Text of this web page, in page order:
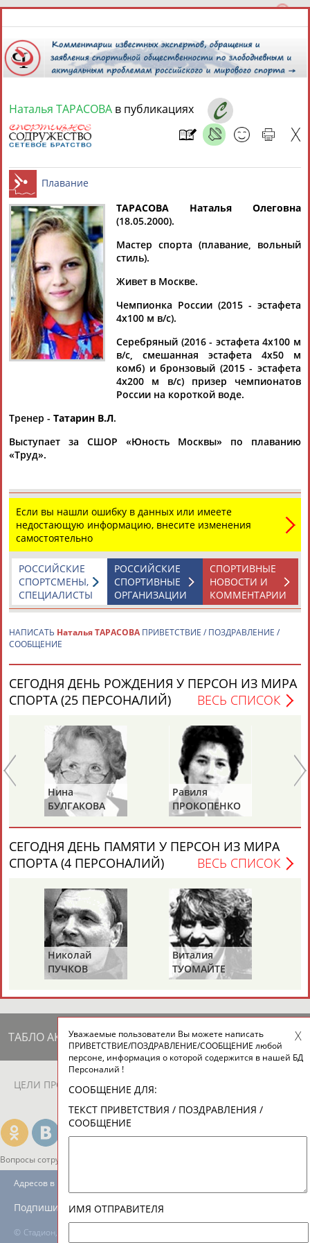
8 августа 2026 года,
СПОРТСМЕНЫ, ТРЕНЕРЫ И СПЕЦИАЛИСТЫ
Найдено: 13181персон Расширенный поиск
Аслаудин
АБАЕВ
Елена
АБАИМОВА
АБАКУМОВА
АБАЛАКИНА
Тамилла
АБАСОВА
Рамазан
АБАЧАРАЕВ
Ростом
АБАШИДЗЕ
Флюра
АБДРАХМАНОВАБДРАХМАНОВА АБДУВАЛИЕВ
АБДУЛАЕВ
Рамазан
АБДУЛАЕВ
Тагир
АБДУЛАЕВ
Камиль
АБДУЛАЗИЗОВ
Загалав
АБДУЛБЕКОВ
АБДУЛДАУДОВ
АБДУЛЖАЛИЛОВ АБДУЛКАГИРОВАБДУЛЛАЕВ
24 персон из 13181
ЕЩЁ ПЕРСОНЫ
ТАБЛО АКТИВНОСТИ
ЦЕЛИ ПРОЕКТА КОНТАКТЫ
Вопросы сотрудничества и совместной деятельности
© Стадион, 1998-2026
Адресов в новостной рассылке: 996
Подпишись
Наталья ТАРАСОВА в публикациях
Плавание
ТАРАСОВА Наталья Олеговна
(18.05.2000).
Мастер спорта (плавание, вольный
стиль).
Живет в Москве.
Чемпионка России (2015 - эстафета
4х100 м в/с).
Серебряный (2016 - эстафета 4х100 м
в/с, смешанная эстафета 4х50 м
комб) и бронзовый (2015 - эстафета
4х200 м в/с) призер чемпионатов
России на короткой воде.
Тренер - Татарин В.Л.
Выступает за СШОР «Юность Москвы» по плаванию
«Труд».
Если вы нашли ошибку в данных или имеете
недостающую информацию, внесите изменения
самостоятельно
СПОРТИВНЫЕ
НОВОСТИ И
КОММЕНТАРИИ
РОССИЙСКИЕ
СПОРТИВНЫЕ
ОРГАНИЗАЦИИ
РОССИЙСКИЕ
СПОРТСМЕНЫ,
СПЕЦИАЛИСТЫ
НАПИСАТЬ Наталья ТАРАСОВА ПРИВЕТСТВИЕ / ПОЗДРАВЛЕНИЕ /
СООБЩЕНИЕ
СЕГОДНЯ ДЕНЬ РОЖДЕНИЯ У ПЕРСОН ИЗ МИРА
СПОРТА (25 ПЕРСОНАЛИЙ)
ВЕСЬ СПИСОК
ПРОКОПЕНКО
(САЛИМОВА)
СЕГОДНЯ ДЕНЬ ПАМЯТИ У ПЕРСОН ИЗ МИРА
СПОРТА (4 ПЕРСОНАЛИЙ)
ВЕСЬ СПИСОК
Николай
ТУОМАЙТЕ
Уважаемые пользователи Вы можете написать
ПРИВЕТСТВИЕ/ПОЗДРАВЛЕНИЕ/СООБЩЕНИЕ любой
персоне, информация о которой содержится в нашей БД
Персоналий !
СООБЩЕНИЕ ДЛЯ:
ТЕКСТ ПРИВЕТСТВИЯ / ПОЗДРАВЛЕНИЯ /
СООБЩЕНИЕ
ИМЯ ОТПРАВИТЕЛЯ